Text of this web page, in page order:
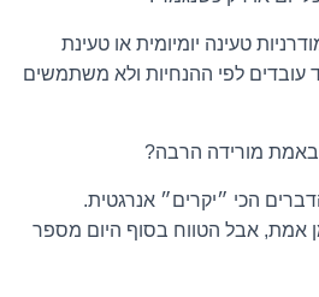
טעינה יומיומית או טעינת
עובדים לפי ההנחיות ולא משתמשים
מורידה הרבה?
הכי ״יקרים״ אנרגטית.
אמת, אבל הטווח בסוף היום מספר